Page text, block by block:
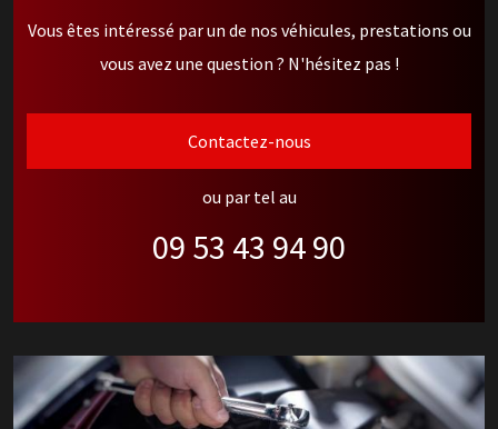
Vous êtes intéressé par un de nos véhicules, prestations ou
vous avez une question ? N'hésitez pas !
Contactez-nous
ou par tel au
09 53 43 94 90